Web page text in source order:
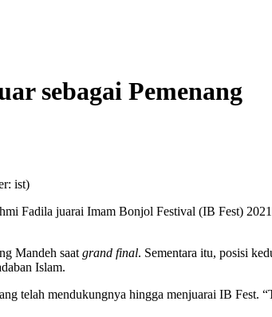
sebagai Pemenang
ist)
Fadila juarai Imam Bonjol Festival (IB Fest)
Mandeh saat grand final. Sementara itu, posisi
Islam.
telah mendukungnya hingga menjuarai IB Fest.